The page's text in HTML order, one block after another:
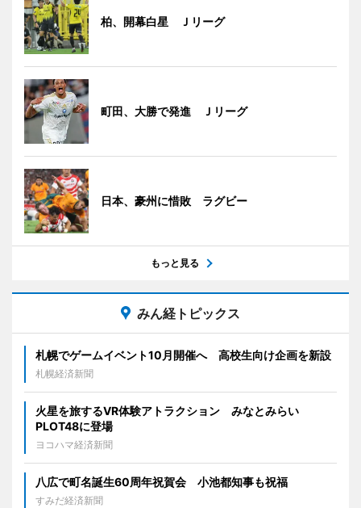
柏、開幕白星 Ｊリーグ
町田、大勝で発進 Ｊリーグ
日本、豪州に惜敗 ラグビー
もっと見る
みん経トピックス
札幌でゲームイベント10月開催へ 高校生向け企画を新設
札幌経済新聞
火星を旅するVR体験アトラクション みなとみらい
PLOT48に登場
ヨコハマ経済新聞
八広で町名誕生60周年祝賀会 小池都知事も祝福
すみだ経済新聞